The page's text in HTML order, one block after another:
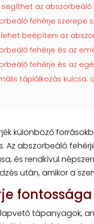
segíthet az
fehérje
lehet beépíteni az
fehérje és az
fehérje és az
táplálkozás
különböző
Az abszorbeáló
és rendkívül
után, amikor a
tápanyagok,